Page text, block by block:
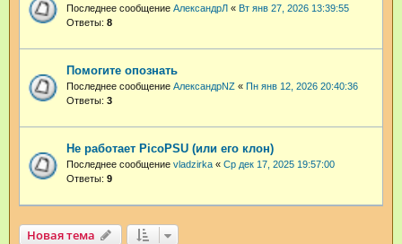
Последнее сообщение АлександрЛ « Вт янв 27, 2026 13:39:55
Ответы: 8
Помогите опознать
Последнее сообщение АлександрNZ « Пн янв 12, 2026 20:40:36
Ответы: 3
Не работает PicoPSU (или его клон)
Последнее сообщение vladzirka « Ср дек 17, 2025 19:57:00
Ответы: 9
Новая тема